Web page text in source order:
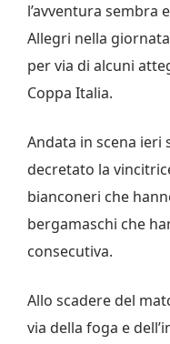
l’avventura sembra
Allegri nella
per via di alcuni
Coppa Italia.
Andata in scena ieri
decretato la
bianconeri che
bergamaschi che
consecutiva.
Allo scadere del
via della foga e